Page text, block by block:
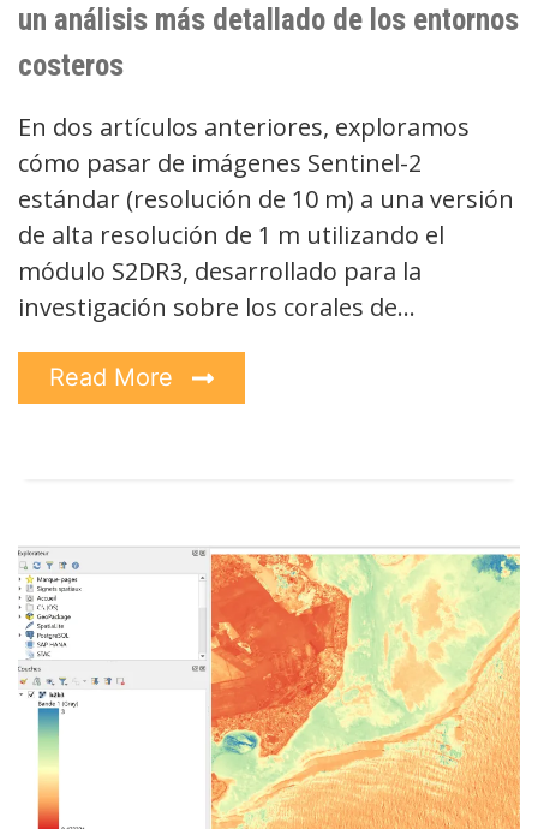
un análisis más detallado de los entornos
costeros
En dos artículos anteriores, exploramos
cómo pasar de imágenes Sentinel-2
estándar (resolución de 10 m) a una versión
de alta resolución de 1 m utilizando el
módulo S2DR3, desarrollado para la
investigación sobre los corales de…
Read More